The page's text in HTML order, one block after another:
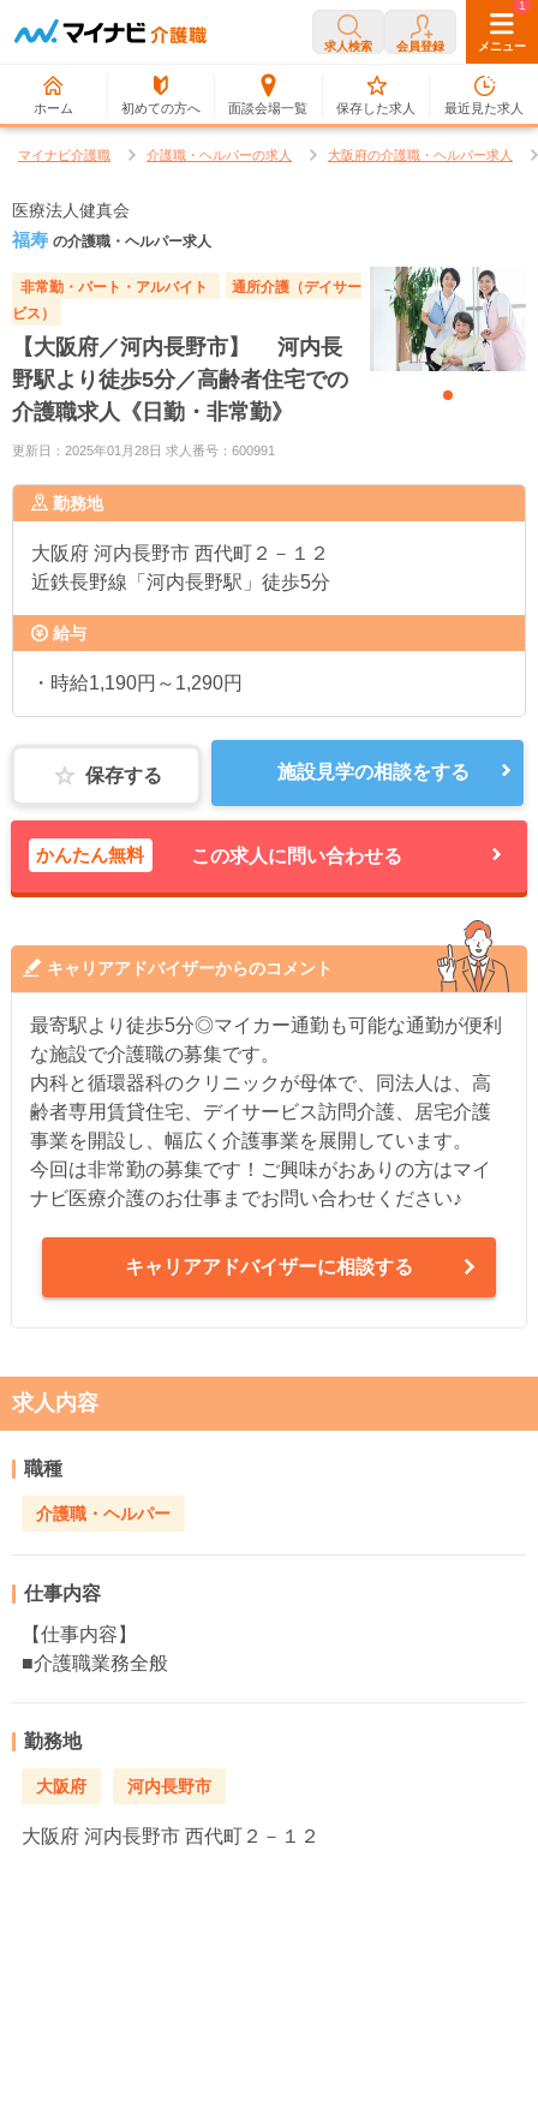
求人検索 会員登録 メニュー
ホーム 初めての方へ 面談会場一覧
0
保存した求人
1
最近見た求人
マイナビ介護職 介護職・ヘルパーの求人 大阪府の介護職・ヘルパー求人
医療法人健真会
福寿 の介護職・ヘルパー求人
非常勤・パート・アルバイト
通所介護（デイサー
ビス）
【大阪府／河内長野市】 河内長
野駅より徒歩5分／高齢者住宅での
介護職求人《日勤・非常勤》
更新日：2025年01月28日 求人番号：600991
勤務地
大阪府 河内長野市 西代町２－１２
近鉄長野線「河内長野駅」徒歩5分
給与
・時給1,190円～1,290円
保存する 施設見学の相談をする
かんたん無料 この求人に問い合わせる
キャリアアドバイザーからのコメント
最寄駅より徒歩5分◎マイカー通勤も可能な通勤が便利
な施設で介護職の募集です。
内科と循環器科のクリニックが母体で、同法人は、高
齢者専用賃貸住宅、デイサービス訪問介護、居宅介護
事業を開設し、幅広く介護事業を展開しています。
今回は非常勤の募集です！ご興味がおありの方はマイ
ナビ医療介護のお仕事までお問い合わせください♪
キャリアアドバイザーに相談する
求人内容
職種
介護職・ヘルパー
仕事内容
【仕事内容】
■介護職業務全般
勤務地
大阪府 河内長野市
大阪府 河内長野市 西代町２－１２